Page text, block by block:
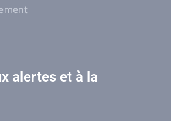
alertes et à la